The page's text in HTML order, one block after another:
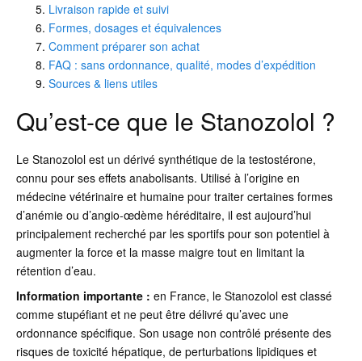
Livraison rapide et suivi
Formes, dosages et équivalences
Comment préparer son achat
FAQ : sans ordonnance, qualité, modes d’expédition
Sources & liens utiles
Qu’est-ce que le Stanozolol ?
Le Stanozolol est un dérivé synthétique de la testostérone,
connu pour ses effets anabolisants. Utilisé à l’origine en
médecine vétérinaire et humaine pour traiter certaines formes
d’anémie ou d’angio-œdème héréditaire, il est aujourd’hui
principalement recherché par les sportifs pour son potentiel à
augmenter la force et la masse maigre tout en limitant la
rétention d’eau.
Information importante : en France, le Stanozolol est classé
comme stupéfiant et ne peut être délivré qu’avec une
ordonnance spécifique. Son usage non contrôlé présente des
risques de toxicité hépatique, de perturbations lipidiques et